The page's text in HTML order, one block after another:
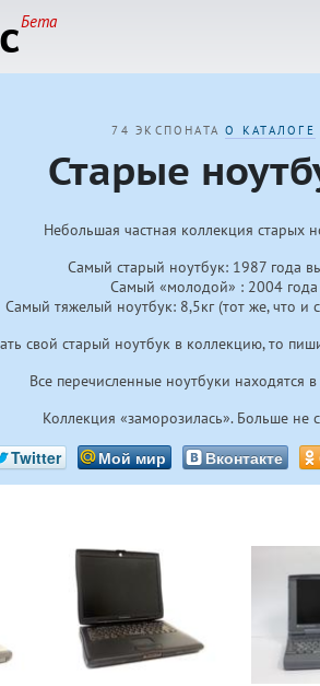
Бета
74 ЭКСПОНАТАО КАТАЛОГЕ
Старые
Небольшая частная коллекция старых
Самый старый ноутбук: 1987 года
Самый «молодой» : 2004 года
Самый тяжелый ноутбук: 8,5кг (тот же, что и
свой старый ноутбук в коллекцию, то
Все перечисленные ноутбуки находятся
Коллекция «заморозилась». Больше не
Twitter Мой мир Вконтакте